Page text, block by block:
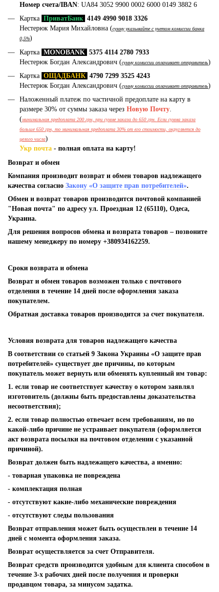
Номер счета/IBAN: UA84 3052 9900 0002 6000 0149 3882 6
Картка ПриватБанк 4149 4990 9018 3326
Нестерюк Мария Михайловна (сумму указывайте с учетом комиссии банка
0,5%)
Картка MONOBANK 5375 4114 2780 7933
Нестерюк Богдан Александрович (сумму комиссии оплачивает отправитель)
Картка ОЩАДБАНК 4790 7299 3525 4243
Нестерюк Богдан Александрович (сумму комиссии оплачивает отправитель)
Наложенный платеж по частичной предоплате на карту в
размере 30% от суммы заказа через Новую Почту.
(минимальная предоплата 200 грн, при сумме заказа до 650 грн. Если сумма заказа
больше 650 грн, то минимальная предоплата 30% от его стоимости, округляется до
целого числа)
Укр почта - полная оплата на карту!
Возврат и обмен
Компания производит возврат и обмен товаров надлежащего
качества согласно Закону «О защите прав потребителей».
Обмен и возврат товаров производится почтовой компанией
"Новая почта" по адресу ул. Проездная 12 (65110), Одеса,
Украина.
Для решения вопросов обмена и возврата товаров – позвоните
нашему менеджеру по номеру +380934162259.
Сроки возврата и обмена
Возврат и обмен товаров возможен только с почтового
отделения в течение 14 дней после оформления заказа
покупателем.
Обратная доставка товаров производится за счет покупателя.
Условия возврата для товаров надлежащего качества
В соответствии со статьей 9 Закона Украины «О защите прав
потребителей» существует две причины, по которым
покупатель может вернуть или обменять купленный им товар:
1. если товар не соответствует качеству о котором заявлял
изготовитель (должны быть предоставлены доказательства
несоответствия);
2. если товар полностью отвечает всем требованиям, но по
какой-либо причине не устраивает покупателя (оформляется
акт возврата посылки на почтовом отделении с указанной
причиной).
Возврат должен быть надлежащего качества, а именно:
- товарная упаковка не повреждена
- комплектация полная
- отсутствуют какие-либо механические повреждения
- отсутствуют следы пользования
Возврат отправления может быть осуществлен в течение 14
дней с момента оформления заказа.
Возврат осуществляется за счет Отправителя.
Возврат средств производится удобным для клиента способом в
течение 3-х рабочих дней после получения и проверки
продавцом товара, за минусом задатка.